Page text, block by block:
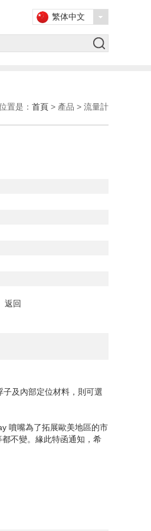
繁体中文
置是： 首頁 > 產品 > 流量計
返回
及內部定位材料，則可選
噴嘴為了拓展歐美地區的市
不變。緣此特函通知，希